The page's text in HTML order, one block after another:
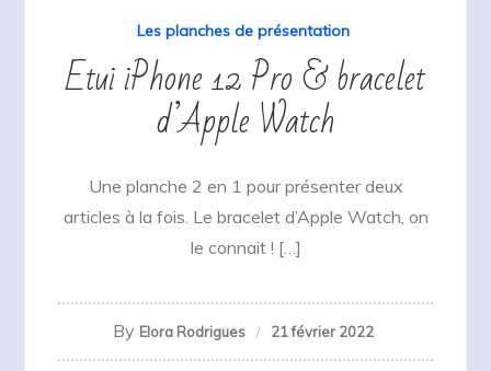
Les planches de présentation
Etui iPhone 12 Pro & bracelet
d’Apple Watch
Une planche 2 en 1 pour présenter deux
articles à la fois. Le bracelet d’Apple Watch, on
le connait ! […]
By Elora Rodrigues 21 février 2022